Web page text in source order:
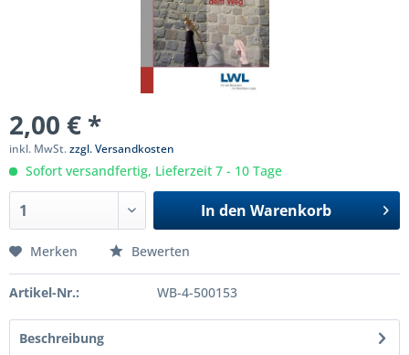
2,00 € *
inkl. MwSt.zzgl. Versandkosten
Sofort versandfertig, Lieferzeit 7 - 10 Tage
In den Warenkorb
Merken Bewerten
Artikel-Nr.: WB-4-500153
Beschreibung